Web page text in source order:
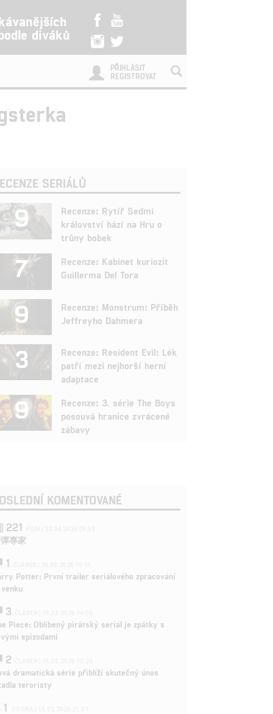
diváků
PŘIHLÁSIT
REGISTROVAT
SERIÁLŮ
9
Recenze: Rytíř Sedmi
království hází na Hru o
trůny bobek
7
Recenze: Kabinet kuriozit
Guillerma Del Tora
9
Recenze: Monstrum: Příběh
Jeffreyho Dahmera
3
Recenze: Resident Evil: Lék
patří mezi nejhorší herní
adaptace
9
Recenze: 3. série The Boys
posouvá hranice zvrácené
zábavy
KOMENTOVANÉ
221
專家
1
Potter: První trailer seriálového zpracování
3
Piece: Oblíbený pirátský seriál je zpátky s
epizodami
2
dramatická série přiblíží skutečný únos
teroristy
1